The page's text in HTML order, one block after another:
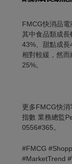
FMCG快消品電
其中食品類成
43%、甜點成
相對較緩，然
25%。
更多FMCG快
指數 業務總監
0556#365。
#FMCG
#MarketTrend